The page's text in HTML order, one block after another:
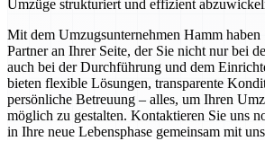
Umzüge strukturiert und effizient
Mit dem Umzugsunternehmen Hamm haben
Partner an Ihrer Seite, der Sie nicht nur bei
auch bei der Durchführung und dem
bieten flexible Lösungen, transparente
persönliche Betreuung – alles, um Ihren
möglich zu gestalten. Kontaktieren Sie uns
in Ihre neue Lebensphase gemeinsam mit